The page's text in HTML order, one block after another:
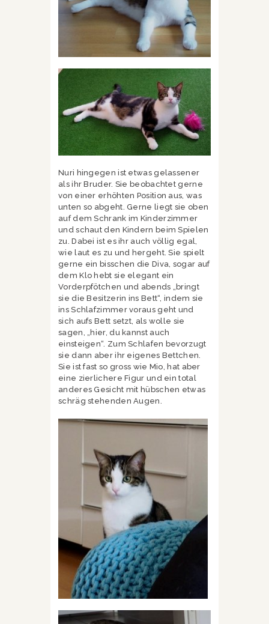
Nuri hingegen ist etwas gelassener
als ihr Bruder. Sie beobachtet gerne
von einer erhöhten Position aus, was
unten so abgeht. Gerne liegt sie oben
auf dem Schrank im Kinderzimmer
und schaut den Kindern beim Spielen
zu. Dabei ist es ihr auch völlig egal,
wie laut es zu und hergeht. Sie spielt
gerne ein bisschen die Diva, sogar auf
dem Klo hebt sie elegant ein
Vorderpfötchen und abends „bringt
sie die Besitzerin ins Bett“, indem sie
ins Schlafzimmer voraus geht und
sich aufs Bett setzt, als wolle sie
sagen, „hier, du kannst auch
einsteigen“. Zum Schlafen bevorzugt
sie dann aber ihr eigenes Bettchen.
Sie ist fast so gross wie Mio, hat aber
eine zierlichere Figur und ein total
anderes Gesicht mit hübschen etwas
schräg stehenden Augen.